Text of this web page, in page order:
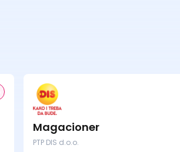
Magacioner
PTP DIS d.o.o.